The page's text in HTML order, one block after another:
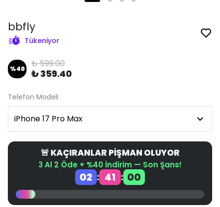
bbfly
Tükeniyor
%40 ₺ 599.00
₺ 359.40
Telefon Modeli
🚨 KAÇIRANLAR PİŞMAN OLUYOR
3 Al 2 Öde + %40 İndirim — Son Şans!
02 : 41 : 00